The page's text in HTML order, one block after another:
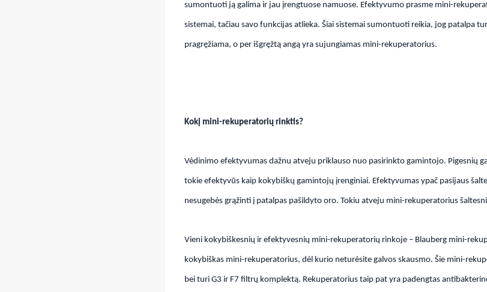
sumontuoti ją galima ir jau įrengtuose namuose. Efektyvumo prasme mini-
sistemai, tačiau savo funkcijas atlieka. Šiai sistemai sumontuoti reikia, jog patalpa
pragręžiama, o per išgręžtą angą yra sujungiamas mini-rekuperatorius.
Kokį mini-rekuperatorių rinktis?
Vėdinimo efektyvumas dažnu atveju priklauso nuo pasirinkto gamintojo. Pigesnių
tokie efektyvūs kaip kokybiškų gamintojų įrenginiai. Efektyvumas ypač pasijaus
nesugebės grąžinti į patalpas pašildyto oro. Tokiu atveju mini-rekuperatorius
Vieni kokybiškesnių ir efektyvesnių mini-rekuperatorių rinkoje – Blauberg mini-
kokybiškas mini-rekuperatorius, dėl kurio neturėsite galvos skausmo. Šie mini-
bei turi G3 ir F7 filtrų komplektą. Rekuperatorius taip pat yra padengtas